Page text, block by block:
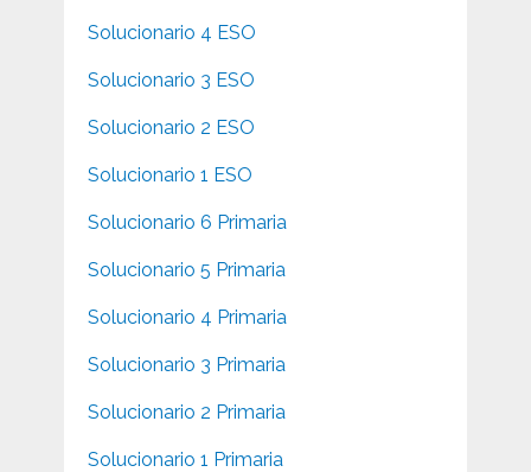
Solucionario 4 ESO
Solucionario 3 ESO
Solucionario 2 ESO
Solucionario 1 ESO
Solucionario 6 Primaria
Solucionario 5 Primaria
Solucionario 4 Primaria
Solucionario 3 Primaria
Solucionario 2 Primaria
Solucionario 1 Primaria